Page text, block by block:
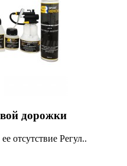
дорожки
отсутствие Регул..